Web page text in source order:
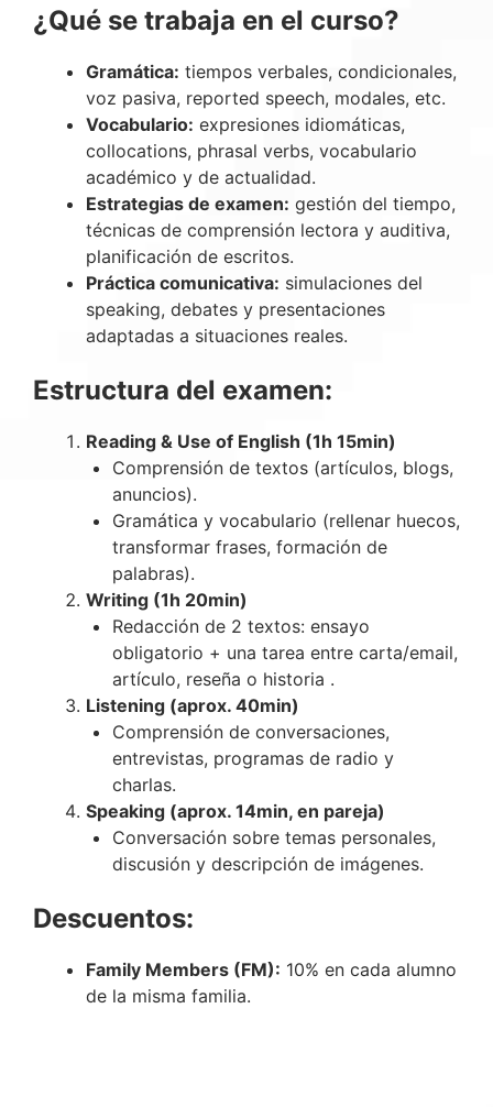
¿Qué se trabaja en el curso?
Gramática: tiempos verbales, condicionales,
voz pasiva, reported speech, modales, etc.
Vocabulario: expresiones idiomáticas,
collocations, phrasal verbs, vocabulario
académico y de actualidad.
Estrategias de examen: gestión del tiempo,
técnicas de comprensión lectora y auditiva,
planificación de escritos.
Práctica comunicativa: simulaciones del
speaking, debates y presentaciones
adaptadas a situaciones reales.
Estructura del examen:
Reading & Use of English (1h 15min)
Comprensión de textos (artículos, blogs,
anuncios).
Gramática y vocabulario (rellenar huecos,
transformar frases, formación de
palabras).
Writing (1h 20min)
Redacción de 2 textos: ensayo
obligatorio + una tarea entre carta/email,
artículo, reseña o historia .
Listening (aprox. 40min)
Comprensión de conversaciones,
entrevistas, programas de radio y
charlas.
Speaking (aprox. 14min, en pareja)
Conversación sobre temas personales,
discusión y descripción de imágenes.
Descuentos:
Family Members (FM): 10% en cada alumno
de la misma familia.